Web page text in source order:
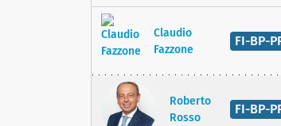
Claudio
Fazzone
FI-BP-
Roberto
Rosso
FI-BP-